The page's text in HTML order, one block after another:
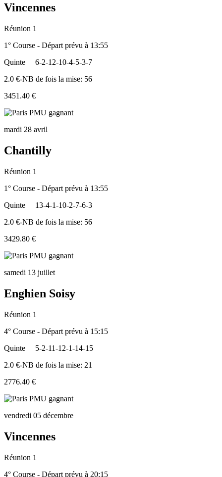
Vincennes
Réunion 1
1° Course - Départ prévu à 13:55
Quinte
6-2-12-10-4-5-3-7
2.0 €-NB de fois la mise: 56
3451.40 €
mardi 28 avril
Chantilly
Réunion 1
1° Course - Départ prévu à 13:55
Quinte
13-4-1-10-2-7-6-3
2.0 €-NB de fois la mise: 56
3429.80 €
samedi 13 juillet
Enghien Soisy
Réunion 1
4° Course - Départ prévu à 15:15
Quinte
5-2-11-12-1-14-15
2.0 €-NB de fois la mise: 21
2776.40 €
vendredi 05 décembre
Vincennes
Réunion 1
4° Course - Départ prévu à 20:15